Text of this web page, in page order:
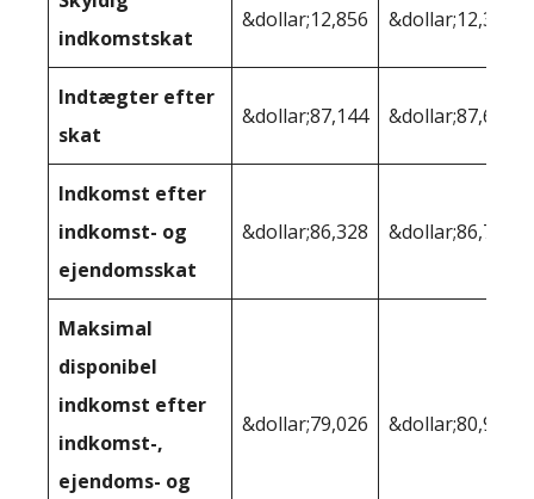
indkomstskat
&dollar;12,856 &dollar;12,351
Indtægter efter
skat
&dollar;87,144 &dollar;87,649
Indkomst efter
indkomst- og
ejendomsskat
&dollar;86,328 &dollar;86,703
Maksimal
disponibel
indkomst efter
indkomst-,
ejendoms- og
&dollar;79,026 &dollar;80,978